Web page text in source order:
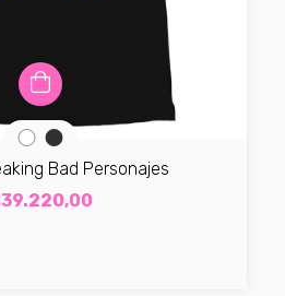
Bad Personajes